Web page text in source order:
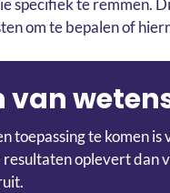
specifiek te remmen.
om te bepalen of
van
toepassing te komen
oplevert dan